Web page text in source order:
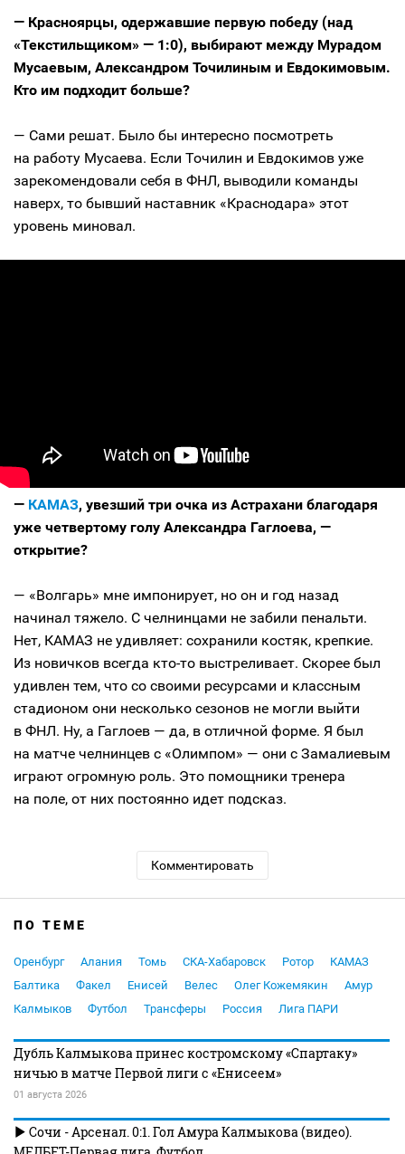
— Красноярцы, одержавшие первую победу (над
«Текстильщиком» — 1:0), выбирают между Мурадом
Мусаевым, Александром Точилиным и Евдокимовым.
Кто им подходит больше?
— Сами решат. Было бы интересно посмотреть
на работу Мусаева. Если Точилин и Евдокимов уже
зарекомендовали себя в ФНЛ, выводили команды
наверх, то бывший наставник «Краснодара» этот
уровень миновал.
— КАМАЗ, увезший три очка из Астрахани благодаря
уже четвертому голу Александра Гаглоева, —
открытие?
— «Волгарь» мне импонирует, но он и год назад
начинал тяжело. С челнинцами не забили пенальти.
Нет, КАМАЗ не удивляет: сохранили костяк, крепкие.
Из новичков всегда кто-то выстреливает. Скорее был
удивлен тем, что со своими ресурсами и классным
стадионом они несколько сезонов не могли выйти
в ФНЛ. Ну, а Гаглоев — да, в отличной форме. Я был
на матче челнинцев с «Олимпом» — они с Замалиевым
играют огромную роль. Это помощники тренера
на поле, от них постоянно идет подсказ.
Комментировать
ПО ТЕМЕ
Оренбург Алания Томь СКА-Хабаровск Ротор
КАМАЗ
Балтика
Факел Енисей Велес Олег Кожемякин
Амур
Калмыков
Футбол Трансферы Россия Лига ПАРИ
Дубль Калмыкова принес костромскому «Спартаку»
ничью в матче Первой лиги с «Енисеем»
01 августа 2026
Сочи - Арсенал. 0:1. Гол Амура Калмыкова (видео).